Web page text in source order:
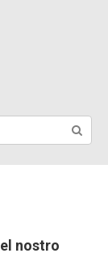
nostro